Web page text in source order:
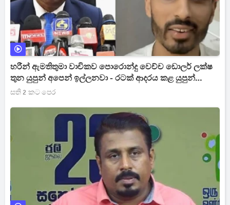
හරීන් ඇමතිතුමා වාචිකව පොරොන්දු වෙච්ච ඩොලර් ලක්ෂ
තුන යුපුන් අපෙන් ඉල්ලනවා - රටක් ආදරය කළ යුපුන්
කළකිරීමෙන් ක්‍රීඩාවෙන් සමුගද්දි ක්‍රීඩා ඇමති කට අරී
සති 2 කට පෙර